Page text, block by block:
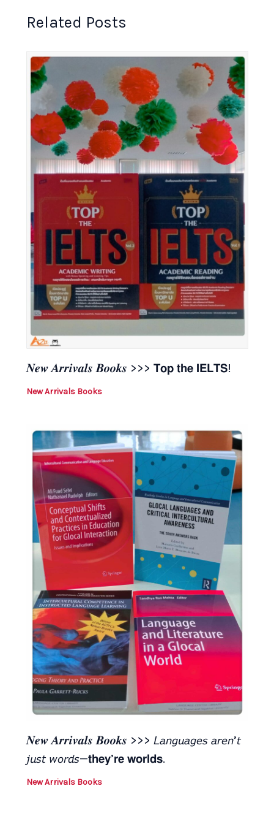
Related Posts
𝑵𝒆𝒘 𝑨𝒓𝒓𝒊𝒗𝒂𝒍𝒔 𝑩𝒐𝒐𝒌𝒔 >>> 𝗧𝗼𝗽 𝘁𝗵𝗲 𝗜𝗘𝗟𝗧𝗦!
New Arrivals Books
𝑵𝒆𝒘 𝑨𝒓𝒓𝒊𝒗𝒂𝒍𝒔 𝑩𝒐𝒐𝒌𝒔 >>> 𝘓𝘢𝘯𝘨𝘶𝘢𝘨𝘦𝘴 𝘢𝘳𝘦𝘯’𝘵
𝘫𝘶𝘴𝘵 𝘸𝘰𝘳𝘥𝘴—𝘁𝗵𝗲𝘆’𝗿𝗲 𝘄𝗼𝗿𝗹𝗱𝘀.
New Arrivals Books